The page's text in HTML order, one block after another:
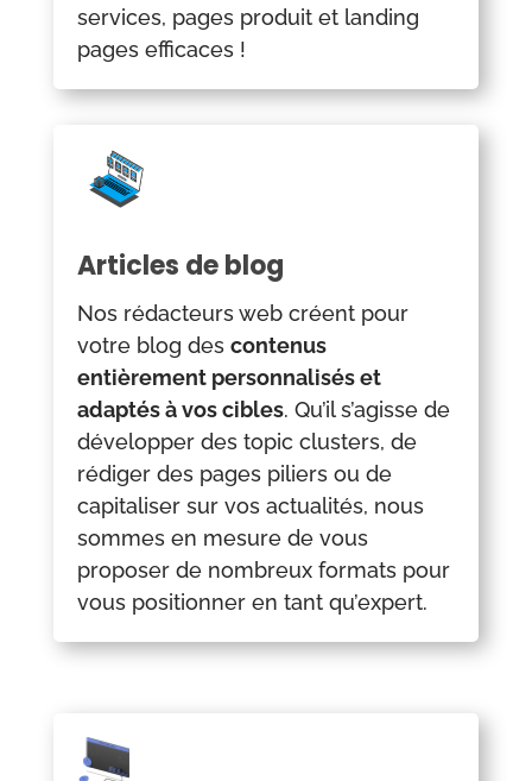
services, pages produit et landing
pages efficaces !
Articles de blog
Nos rédacteurs web créent pour
votre blog des contenus
entièrement personnalisés et
adaptés à vos cibles. Qu’il s’agisse de
développer des topic clusters, de
rédiger des pages piliers ou de
capitaliser sur vos actualités, nous
sommes en mesure de vous
proposer de nombreux formats pour
vous positionner en tant qu’expert.